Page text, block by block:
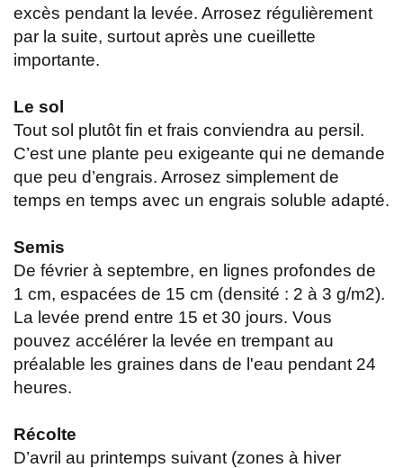
excès pendant la levée. Arrosez régulièrement
par la suite, surtout après une cueillette
importante.
Le sol
Tout sol plutôt fin et frais conviendra au persil.
C’est une plante peu exigeante qui ne demande
que peu d’engrais. Arrosez simplement de
temps en temps avec un engrais soluble adapté.
Semis
De février à septembre, en lignes profondes de
1 cm, espacées de 15 cm (densité : 2 à 3 g/m2).
La levée prend entre 15 et 30 jours. Vous
pouvez accélérer la levée en trempant au
préalable les graines dans de l'eau pendant 24
heures.
Récolte
D’avril au printemps suivant (zones à hiver